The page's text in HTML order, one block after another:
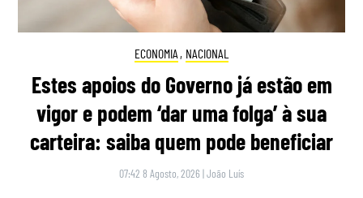
ECONOMIA , NACIONAL
Estes apoios do Governo já estão em
vigor e podem ‘dar uma folga’ à sua
carteira: saiba quem pode beneficiar
07:42 8 Agosto, 2026 |João Luís